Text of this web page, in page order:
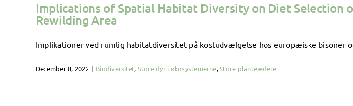
Implications of Spatial Habitat Diversity on Diet Selection
Rewilding Area
Implikationer ved rumlig habitatdiversitet på kostudvælgelse hos europæiske bisoner
December 8, 2022 | Biodiversitet, Store dyr i økosystemerne,Store planteædere